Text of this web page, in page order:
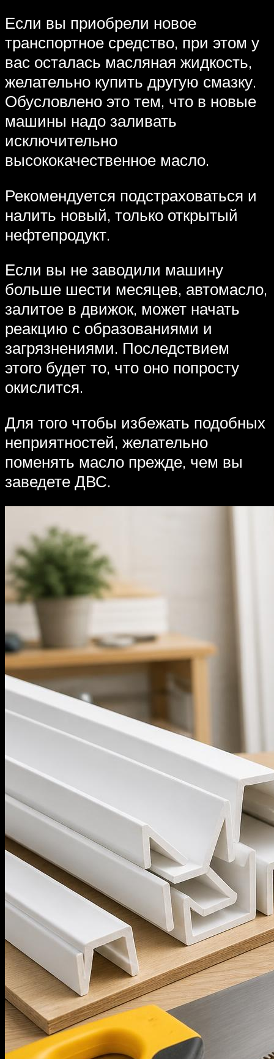
Если вы приобрели новое
транспортное средство, при этом у
вас осталась масляная жидкость,
желательно купить другую смазку.
Обусловлено это тем, что в новые
машины надо заливать
исключительно
высококачественное масло.
Рекомендуется подстраховаться и
налить новый, только открытый
нефтепродукт.
Если вы не заводили машину
больше шести месяцев, автомасло,
залитое в движок, может начать
реакцию с образованиями и
загрязнениями. Последствием
этого будет то, что оно попросту
окислится.
Для того чтобы избежать подобных
неприятностей, желательно
поменять масло прежде, чем вы
заведете ДВС.